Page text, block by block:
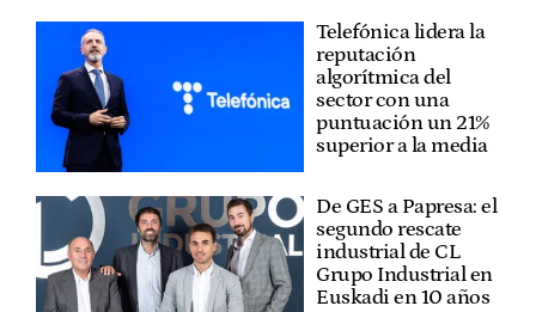
Telefónica lidera la
reputación
algorítmica del
sector con una
puntuación un 21%
superior a la media
De GES a Papresa: el
segundo rescate
industrial de CL
Grupo Industrial en
Euskadi en 10 años